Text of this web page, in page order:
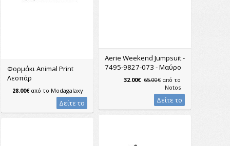
Aerie Weekend Jumpsuit -
7495-9827-073 - Μαύρο
32.00€ 65.00€ από το
Notos
Δείτε το
Φορμάκι Animal Print
Λεοπάρ
28.00€από το Modagalaxy
Δείτε το